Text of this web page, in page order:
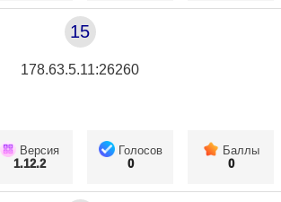
15
178.63.5.11:26260
Версия
1.12.2
Голосов
0
Баллы
0